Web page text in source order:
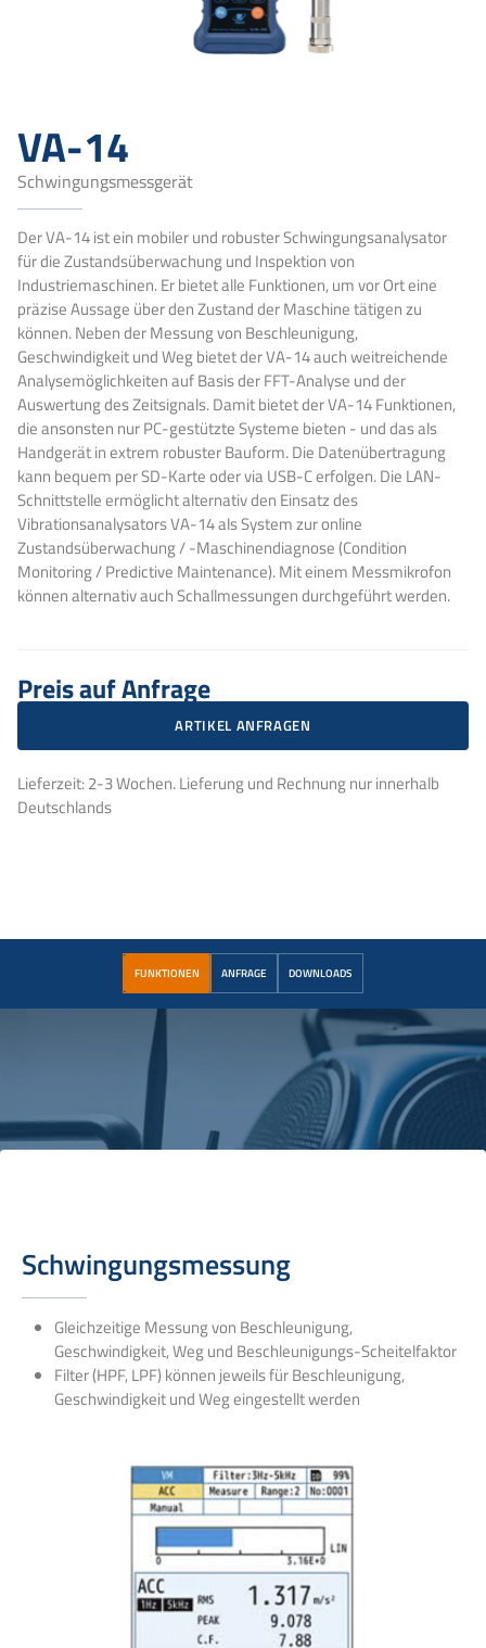
VA-14
Schwingungsmessgerät
Der VA-14 ist ein mobiler und robuster Schwingungsanalysator
für die Zustandsüberwachung und Inspektion von
Industriemaschinen. Er bietet alle Funktionen, um vor Ort eine
präzise Aussage über den Zustand der Maschine tätigen zu
können. Neben der Messung von Beschleunigung,
Geschwindigkeit und Weg bietet der VA-14 auch weitreichende
Analysemöglichkeiten auf Basis der FFT-Analyse und der
Auswertung des Zeitsignals. Damit bietet der VA-14 Funktionen,
die ansonsten nur PC-gestützte Systeme bieten - und das als
Handgerät in extrem robuster Bauform. Die Datenübertragung
kann bequem per SD-Karte oder via USB-C erfolgen. Die LAN-
Schnittstelle ermöglicht alternativ den Einsatz des
Vibrationsanalysators VA-14 als System zur online
Zustandsüberwachung / -Maschinendiagnose (Condition
Monitoring / Predictive Maintenance). Mit einem Messmikrofon
können alternativ auch Schallmessungen durchgeführt werden.
Preis auf Anfrage
ARTIKEL ANFRAGEN
Lieferzeit: 2-3 Wochen. Lieferung und Rechnung nur innerhalb
Deutschlands
FUNKTIONEN ANFRAGE DOWNLOADS
Schwingungsmessung
Gleichzeitige Messung von Beschleunigung,
Geschwindigkeit, Weg und Beschleunigungs-Scheitelfaktor
Filter (HPF, LPF) können jeweils für Beschleunigung,
Geschwindigkeit und Weg eingestellt werden